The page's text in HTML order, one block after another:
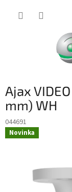
Ajax
mm) WH
044691
Novinka